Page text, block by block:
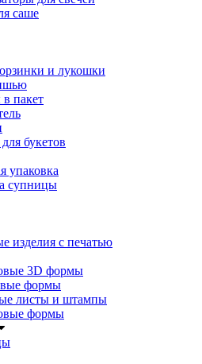
саше
и лукошки
пакет
букетов
упаковка
супницы
изделия с печатью
3D формы
формы
листы и штампы
формы